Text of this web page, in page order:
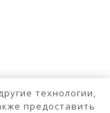
технологии,
предоставить